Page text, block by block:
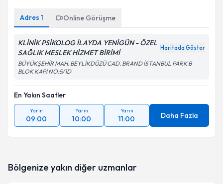
Adres 1 Online Görüşme
KLİNİK PSİKOLOG İLAYDA YENİGÜN - ÖZEL
SAĞLIK MESLEK HİZMET BİRİMİ
Haritada Göster
BÜYÜKŞEHİR MAH. BEYLİKDÜZÜ CAD. BRAND İSTANBUL PARK B
BLOK KAPI NO:5/1D
En Yakın Saatler
Yarın
09:00
Yarın
10:00
Yarın
11:00 Daha Fazla
Bölgenize yakın diğer uzmanlar